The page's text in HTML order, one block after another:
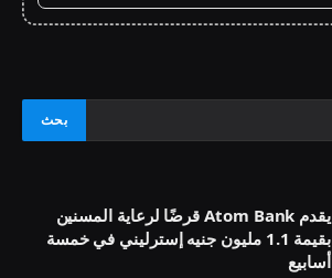
يقدم Atom Bank قرضًا لرعاية المسنين
بقيمة 1.1 مليون جنيه إسترليني في خمسة
أسابيع